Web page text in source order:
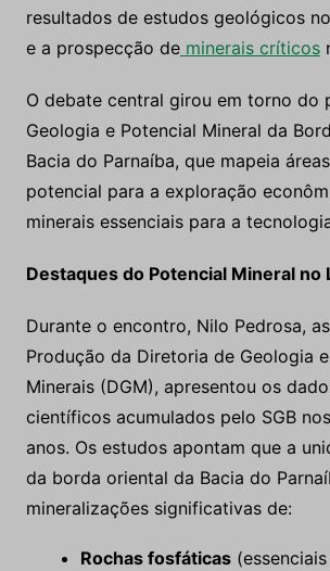
resultados de estudos geológicos
e a prospecção deminerais críticos
O debate central girou em torno do
Geologia e Potencial Mineral da
Bacia do Parnaíba, que mapeia
potencial para a exploração
minerais essenciais para a
Destaques do Potencial Mineral no
Durante o encontro, Nilo Pedrosa,
Produção da Diretoria de Geologia
Minerais (DGM), apresentou os
científicos acumulados pelo SGB
anos. Os estudos apontam que a
da borda oriental da Bacia do
mineralizações significativas de:
Rochas fosfáticas(essenciais